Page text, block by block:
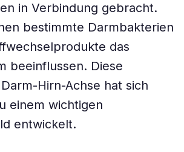
in Verbindung gebracht.
bestimmte Darmbakterien
das
beeinflussen. Diese
Hirn-Achse hat sich
einem wichtigen
entwickelt.